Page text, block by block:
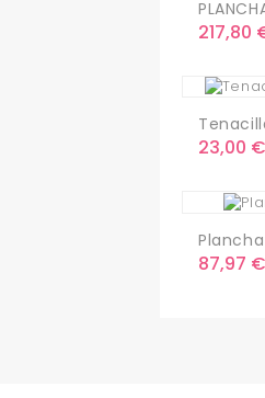
Precio
217,80
Precio
23,00 €
Precio
87,97 €